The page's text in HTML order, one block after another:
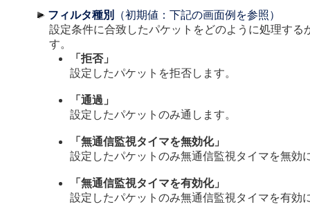
フィルタ種別
（初期値：下記の画面例を参照）
設定条件に合致したパケットをどのように処理する
す。
「拒否」
設定したパケットを拒否します。
「通過」
設定したパケットのみ通します。
「無通信監視タイマを無効化」
設定したパケットのみ無通信監視タイマを無効
「無通信監視タイマを有効化」
設定したパケットのみ無通信監視タイマを有効